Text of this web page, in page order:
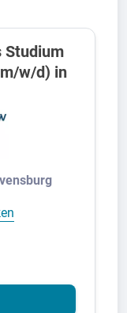
Studium
w/d) in